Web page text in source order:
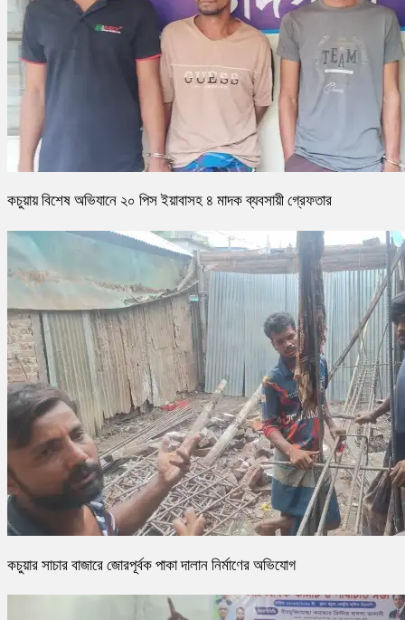
কচুয়ায় বিশেষ অভিযানে ২০ পিস ইয়াবাসহ ৪ মাদক ব্যবসায়ী গ্রেফতার
কচুয়ার সাচার বাজারে জোরপূর্বক পাকা দালান নির্মাণের অভিযোগ